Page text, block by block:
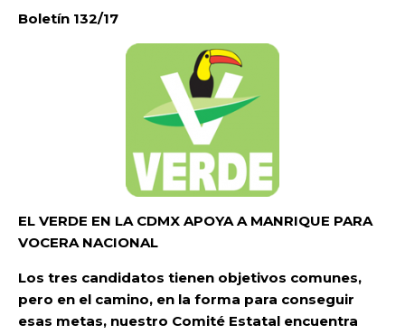
Boletín 132/17
EL VERDE EN LA CDMX APOYA A MANRIQUE PARA
VOCERA NACIONAL
Los tres candidatos tienen objetivos comunes,
pero en el camino, en la forma para conseguir
esas metas, nuestro Comité Estatal encuentra